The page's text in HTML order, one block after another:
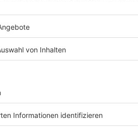
machen und nichts von
von Kultfilmen wie
und «Schindlers Liste»
Erfolgen geprägt, etwa
Das Erwachen der
A Star Wars Story», der